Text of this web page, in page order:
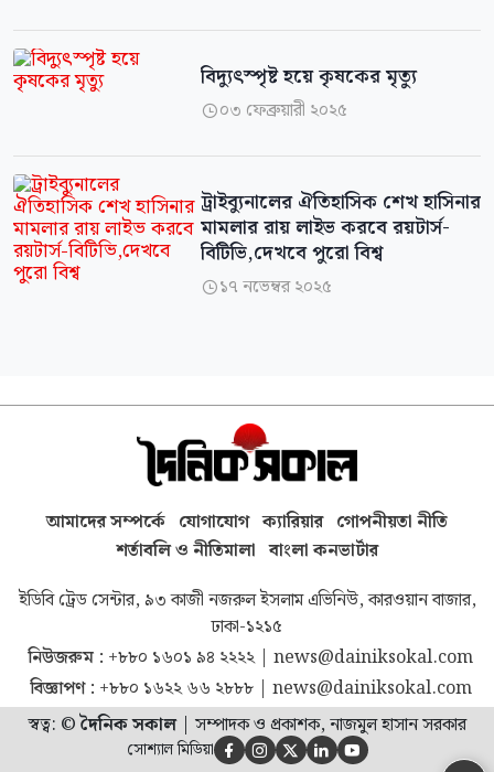
বিদ্যুৎস্পৃষ্ট হয়ে কৃষকের মৃত্যু
০৩ ফেব্রুয়ারী ২০২৫
ট্রাইব্যুনালের ঐতিহাসিক শেখ হাসিনার
মামলার রায় লাইভ করবে রয়টার্স-
বিটিভি,দেখবে পুরো বিশ্ব
১৭ নভেম্বর ২০২৫
আমাদের সম্পর্কে যোগাযোগ ক্যারিয়ার গোপনীয়তা নীতি
শর্তাবলি ও নীতিমালা বাংলা কনভার্টার
ইডিবি ট্রেড সেন্টার, ৯৩ কাজী নজরুল ইসলাম এভিনিউ, কারওয়ান বাজার,
ঢাকা-১২১৫
নিউজরুম : +৮৮০ ১৬০১ ৯৪ ২২২২| news@dainiksokal.com
বিজ্ঞাপণ : +৮৮০ ১৬২২ ৬৬ ২৮৮৮| news@dainiksokal.com
স্বত্ব: ©দৈনিক সকাল| সম্পাদক ও প্রকাশক, নাজমুল হাসান সরকার
সোশ্যাল মিডিয়া     